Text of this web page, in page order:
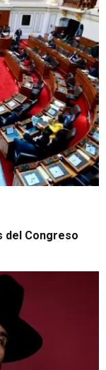
del Congreso